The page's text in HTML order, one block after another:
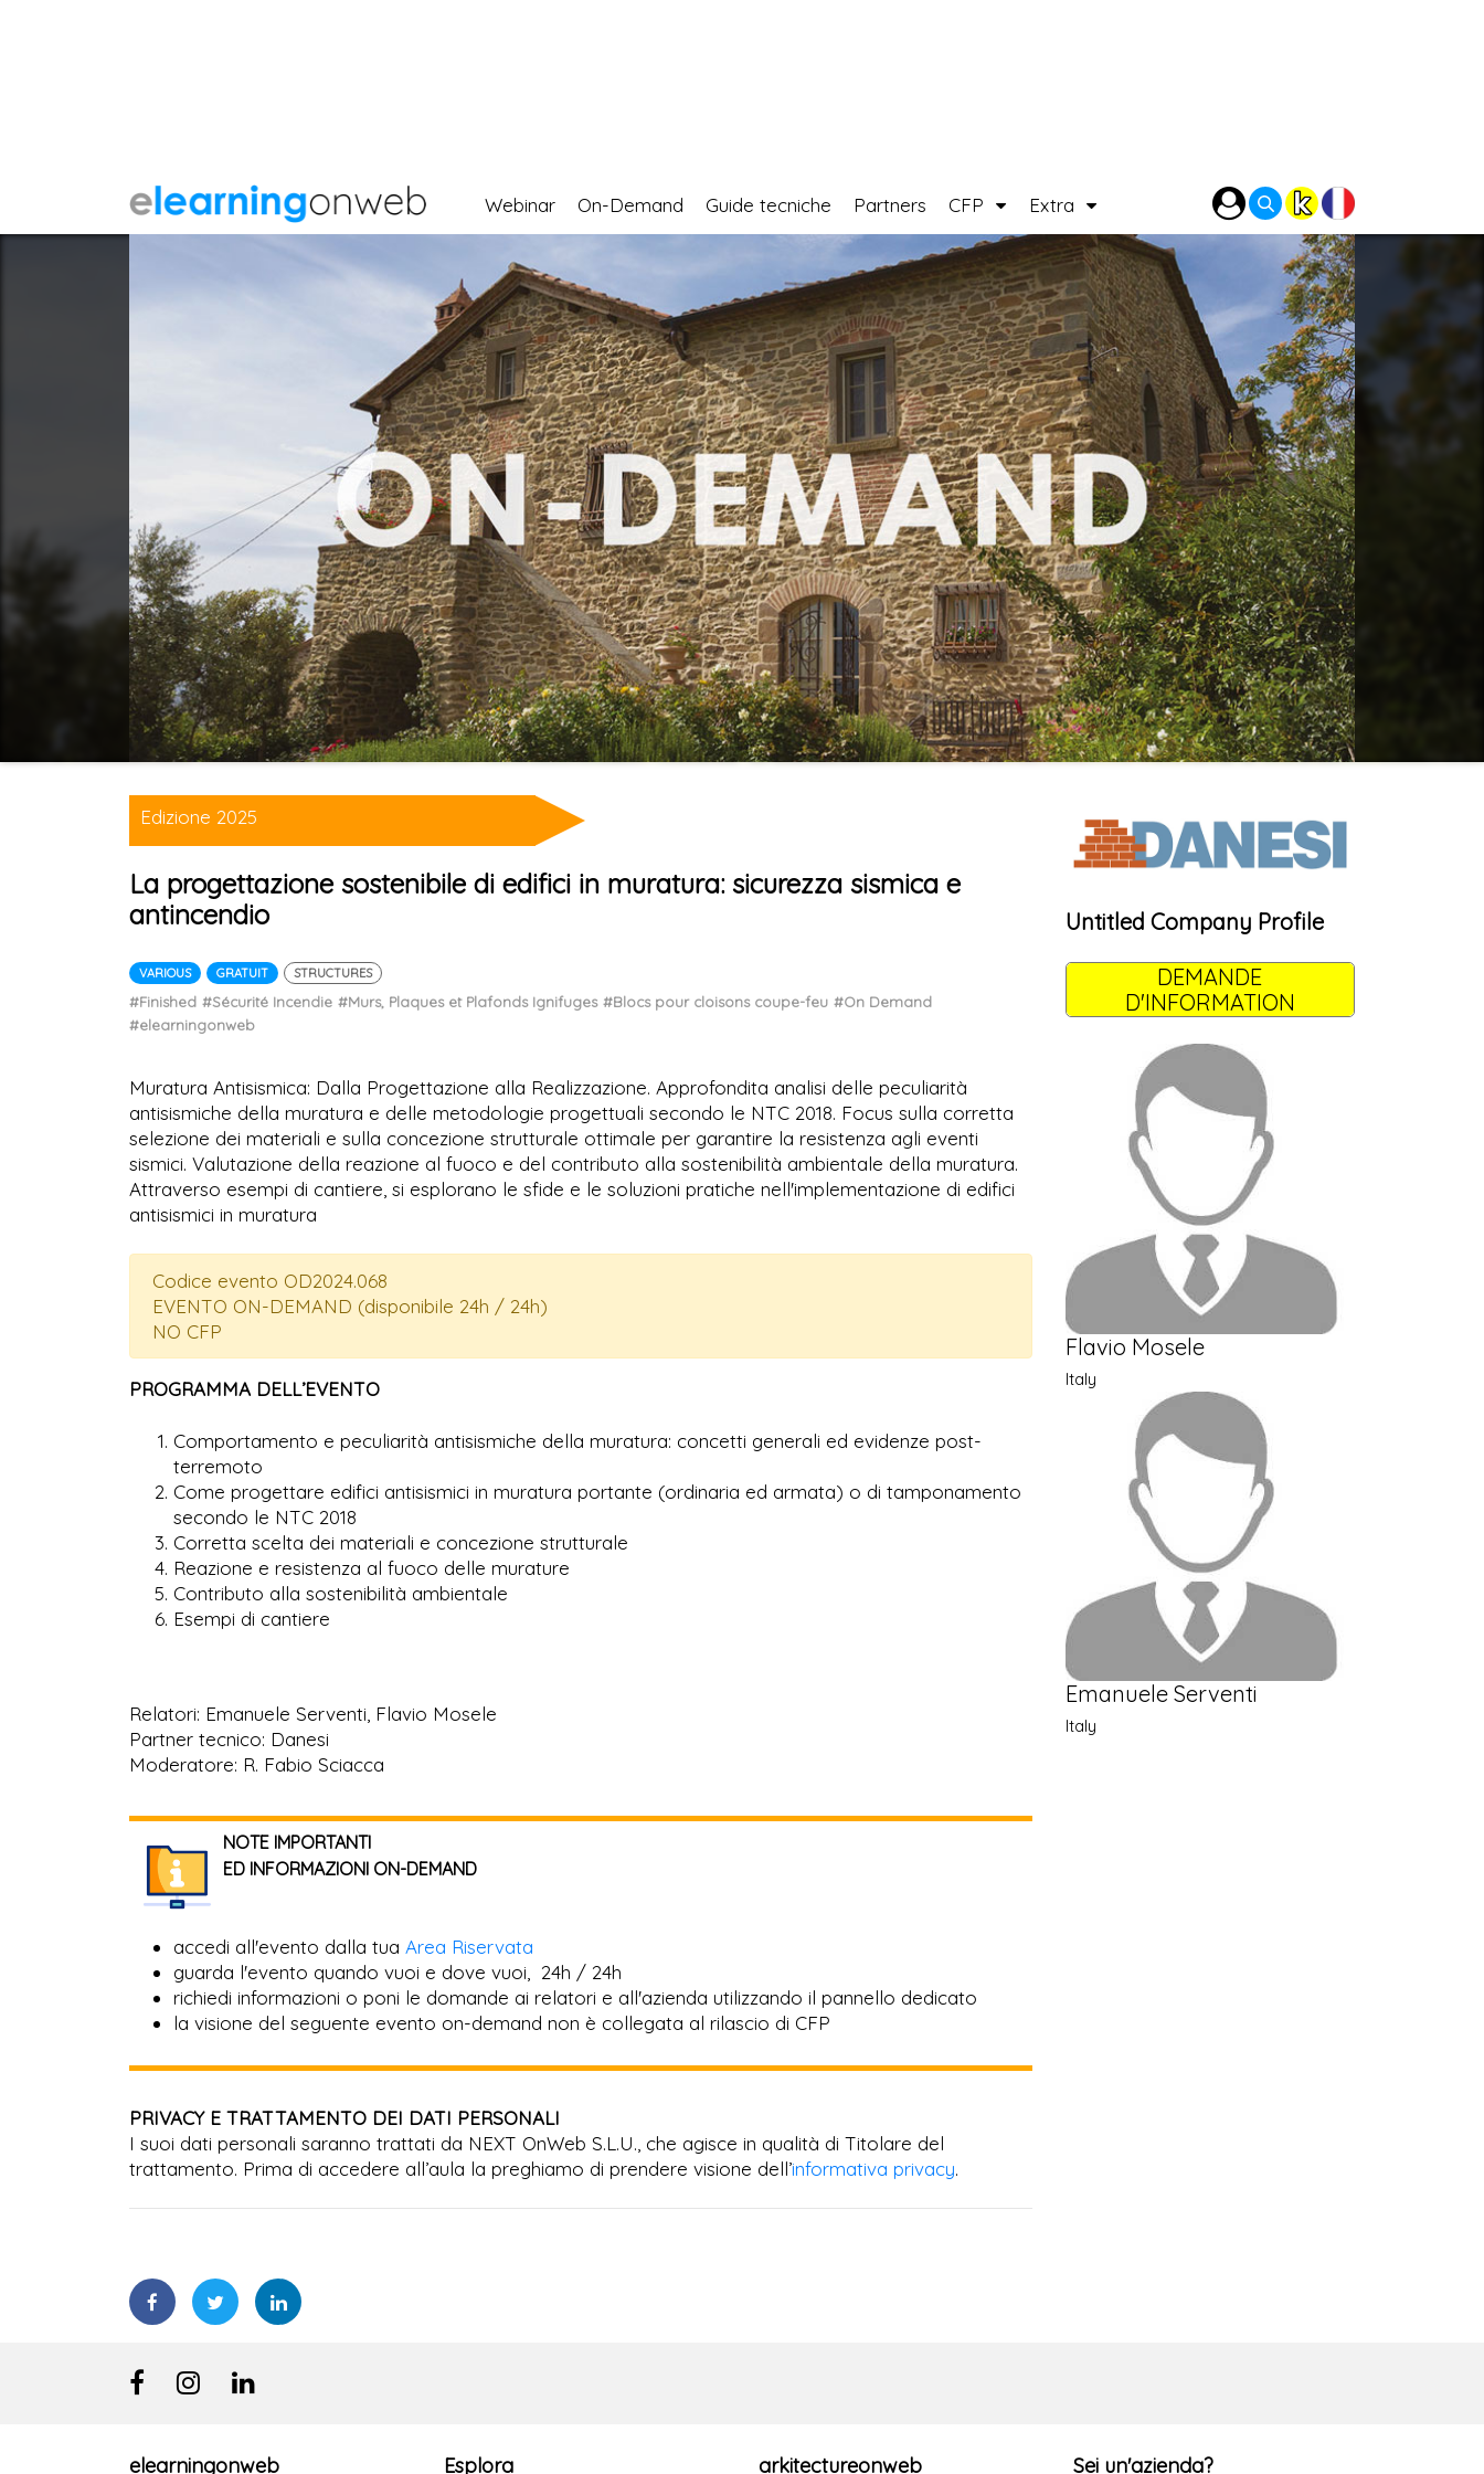
Webinar On-Demand Guide tecniche Partners CFP Extra
Edizione 2025
La progettazione sostenibile di edifici in muratura: sicurezza sismica e
antincendio
VARIOUS GRATUIT STRUCTURES
#Finished #Sécurité Incendie #Murs, Plaques et Plafonds Ignifuges #Blocs pour cloisons coupe-feu #On Demand
#elearningonweb
Muratura Antisismica: Dalla Progettazione alla Realizzazione. Approfondita analisi delle peculiarità
antisismiche della muratura e delle metodologie progettuali secondo le NTC 2018. Focus sulla corretta
selezione dei materiali e sulla concezione strutturale ottimale per garantire la resistenza agli eventi
sismici. Valutazione della reazione al fuoco e del contributo alla sostenibilità ambientale della muratura.
Attraverso esempi di cantiere, si esplorano le sfide e le soluzioni pratiche nell'implementazione di edifici
antisismici in muratura
Codice evento OD2024.068
EVENTO ON-DEMAND (disponibile 24h / 24h)
NO CFP
PROGRAMMA DELL’EVENTO
Comportamento e peculiarità antisismiche della muratura: concetti generali ed evidenze post-
terremoto
Come progettare edifici antisismici in muratura portante (ordinaria ed armata) o di tamponamento
secondo le NTC 2018
Corretta scelta dei materiali e concezione strutturale
Reazione e resistenza al fuoco delle murature
Contributo alla sostenibilità ambientale
Esempi di cantiere
Relatori: Emanuele Serventi, Flavio Mosele
Partner tecnico: Danesi
Moderatore: R. Fabio Sciacca
NOTE IMPORTANTI
ED INFORMAZIONI ON-DEMAND
accedi all'evento dalla tua Area Riservata
guarda l'evento quando vuoi e dove vuoi, 24h / 24h
richiedi informazioni o poni le domande ai relatori e all'azienda utilizzando il pannello dedicato
la visione del seguente evento on-demand non è collegata al rilascio di CFP
PRIVACY E TRATTAMENTO DEI DATI PERSONALI
I suoi dati personali saranno trattati da NEXT OnWeb S.L.U., che agisce in qualità di Titolare del
trattamento. Prima di accedere all’aula la preghiamo di prendere visione dell’informativa privacy.
Untitled Company Profile
DEMANDE
D'INFORMATION
Flavio Mosele
Italy
Emanuele Serventi
Italy
elearningonweb Esplora arkitectureonweb Sei un'azienda?